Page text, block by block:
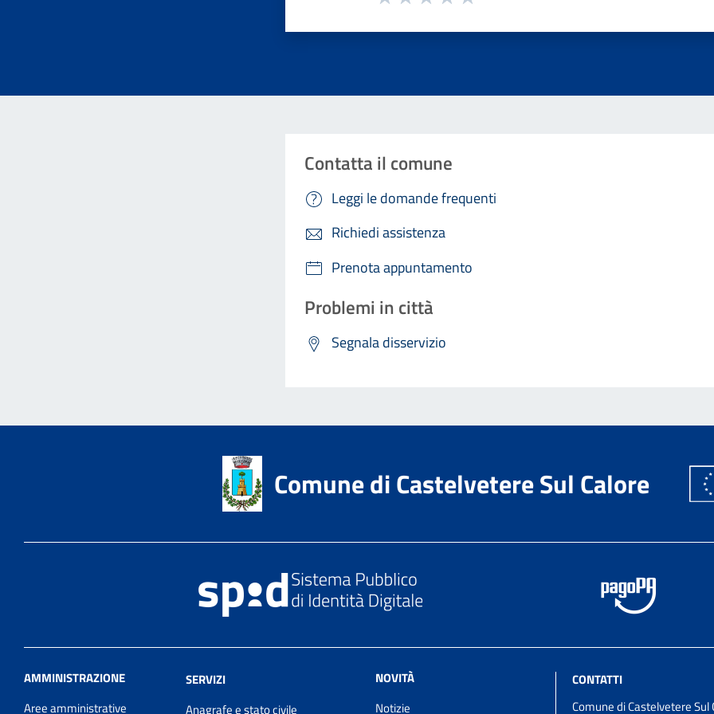
Contatta il comune
Leggi le domande frequenti
Richiedi assistenza
Prenota appuntamento
Problemi in città
Segnala disservizio
Comune di Castelvetere Sul Calore
AMMINISTRAZIONE
Aree amministrative
SERVIZI
Anagrafe e stato civile
NOVITÀ
Notizie
CONTATTI
Comune di Castelvetere Sul